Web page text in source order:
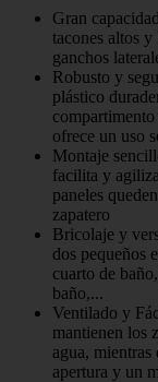
Gran
tacones altos
ganchos
Robusto y
plástico
ofrece un uso
Montaje
facilita y
paneles
zapatero
Bricolaje y
dos pequeños
cuarto de
baño,...
Ventilado y
mantienen los
agua,
apertura y un